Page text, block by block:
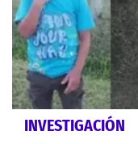
INVESTIGACIÓN